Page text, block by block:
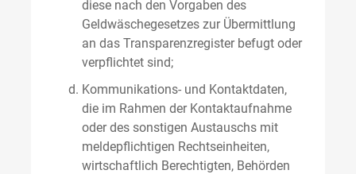
diese nach den Vorgaben des
Geldwäschegesetzes zur Übermittlung
an das Transparenzregister befugt oder
verpflichtet sind;
Kommunikations- und Kontaktdaten,
die im Rahmen der Kontaktaufnahme
oder des sonstigen Austauschs mit
meldepflichtigen Rechtseinheiten,
wirtschaftlich Berechtigten, Behörden